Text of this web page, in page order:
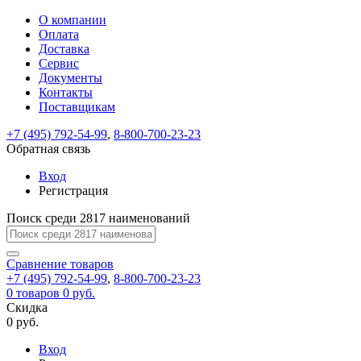
ВходРегистрация
test@example.com
отправлена
по
ней
завершения
регистрации.
Ок
Запомнить
меня
Забыли
Восстановление
пароля
Заполните
форму.
Мы
отправим
ссылку
указанный
электронный
перейдя
по
которой
вы
задать
На
вашу
почту
test@test.ru
ссылка.
Перейдите
по
для
смены
пароля.
Введите
новый
пароль
Сменить
Пароль
успешно
восстановлен
Обратная
связь
Сообщение
пользовательского
сообщение
успешно
отправлено.
О компании
Оплата
Доставка
Сервис
Документы
Контакты
Поставщикам
+7 (495) 792-54-99, 8-800-700-23-23
Обратная связь
Вход
Регистрация
Поиск среди 2817 наименований
Сравнение товаров
+7 (495) 792-54-99, 8-800-700-23-23
0 товаров 0 руб.
Скидка
0 руб.
Вход